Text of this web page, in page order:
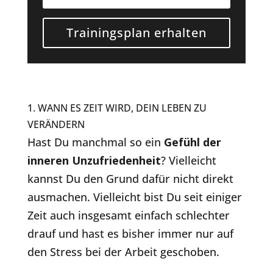
Trainingsplan erhalten
1. WANN ES ZEIT WIRD, DEIN LEBEN ZU
VERÄNDERN
Hast Du manchmal so ein Gefühl der
inneren Unzufriedenheit? Vielleicht
kannst Du den Grund dafür nicht direkt
ausmachen. Vielleicht bist Du seit einiger
Zeit auch insgesamt einfach schlechter
drauf und hast es bisher immer nur auf
den Stress bei der Arbeit geschoben.